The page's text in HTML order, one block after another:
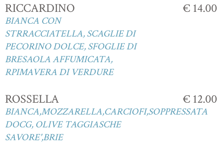
RICCARDINO
BIANCA CON
STRRACCIATELLA, SCAGLIE DI
PECORINO DOLCE, SFOGLIE DI
BRESAOLA AFFUMICATA,
RPIMAVERA DI VERDURE
€ 14.00
ROSSELLA
BIANCA,MOZZARELLA,CARCIOFI,SOPPRESSATA
DOCG, OLIVE TAGGIASCHE
SAVORE',BRIE
€ 12.00